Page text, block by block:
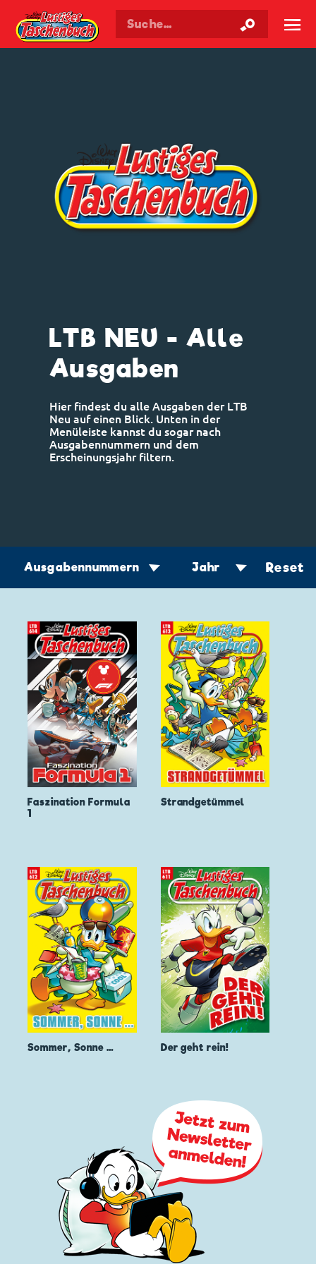
Walt Disneys Taschenbuch ☰
LTB NEU - Alle
Ausgaben
Hier findest du alle Ausgaben der LTB
Neu auf einen Blick. Unten in der
Menüleiste kannst du sogar nach
Ausgabennummern und dem
Erscheinungsjahr filtern.
▼ ▼ Reset
Faszination Formula
1
Strandgetümmel
Sommer, Sonne … Der geht rein!